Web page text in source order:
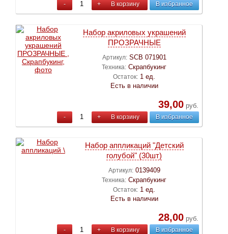
- + В корзину В избранное
Набор акриловых украшений
ПРОЗРАЧНЫЕ
Артикул: SCB 071901
Техника: Скрапбукинг
Остаток: 1 ед.
Есть в наличии
39,00руб.
- + В корзину В избранное
Набор аппликаций "Детский
голубой" (30шт)
Артикул: 0139409
Техника: Скрапбукинг
Остаток: 1 ед.
Есть в наличии
28,00руб.
- + В корзину В избранное